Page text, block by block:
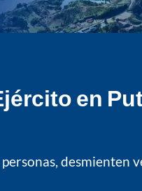
en
desmienten